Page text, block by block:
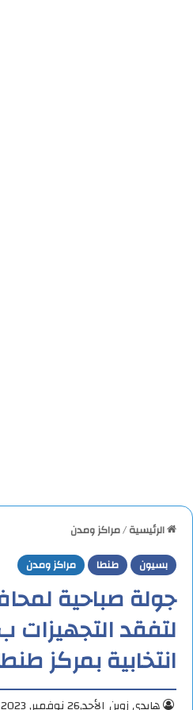
الرئيسية/مراكز ومدن
بسيون
طنطا مراكز ومدن
جولة صباحية
انتخابية بمركز